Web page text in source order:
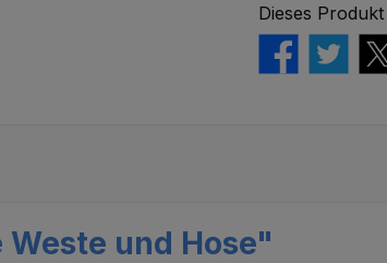
Dieses
und Hose"